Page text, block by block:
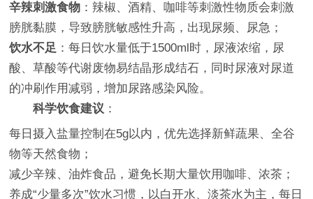
辛辣刺激食物 ：辣椒、酒精、咖啡等刺激性物质会刺激
膀胱黏膜，导致膀胱敏感性升高，出现尿频、尿急；
饮水不足 ：每日饮水量低于1500ml时，尿液浓缩，尿
酸、草酸等代谢废物易结晶形成结石，同时尿液对尿道
的冲刷作用减弱，增加尿路感染风险。
科学饮食建议 ：
每日摄入盐量控制在5g以内，优先选择新鲜蔬果、全谷
物等天然食物；
减少辛辣、油炸食品，避免长期大量饮用咖啡、浓茶；
养成“少量多次”饮水习惯，以白开水、淡茶水为主，每日